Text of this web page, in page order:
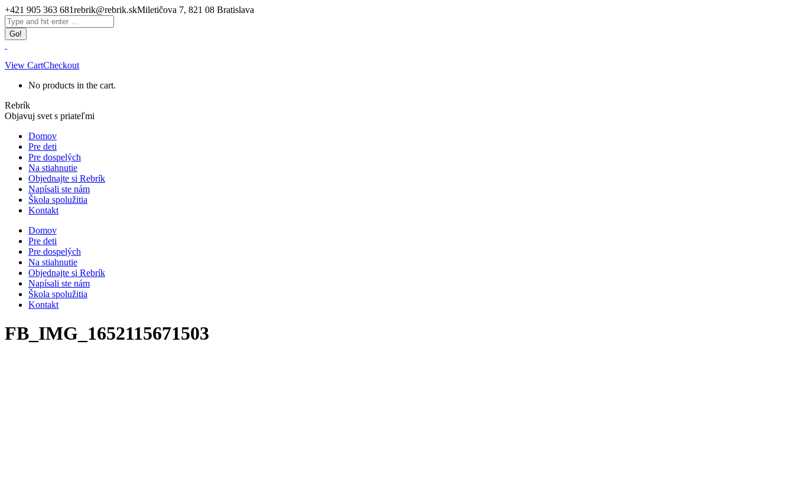
Skip
to
content
+421 905 363 681rebrik@rebrik.skMiletičova 7, 821 08 Bratislava
Facebook
page
opens
in
new
window
Search:
View CartCheckout
No products in the cart.
Rebrík
Objavuj svet s priateľmi
Domov
Pre deti
Pre dospelých
Na stiahnutie
Objednajte si Rebrík
Napísali ste nám
Škola spolužitia
Kontakt
Domov
Pre deti
Pre dospelých
Na stiahnutie
Objednajte si Rebrík
Napísali ste nám
Škola spolužitia
Kontakt
FB_IMG_1652115671503